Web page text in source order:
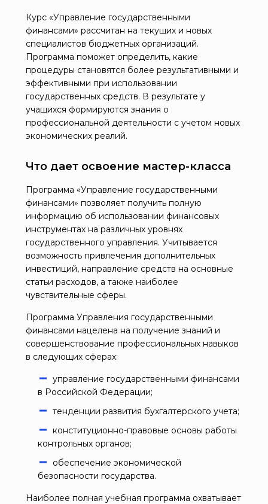
Курс «Управление государственными
финансами» рассчитан на текущих и новых
специалистов бюджетных организаций.
Программа поможет определить, какие
процедуры становятся более результативными и
эффективными при использовании
государственных средств. В результате у
учащихся формируются знания о
профессиональной деятельности с учетом новых
экономических реалий.
Что дает освоение мастер-класса
Программа «Управление государственными
финансами» позволяет получить полную
информацию об использовании финансовых
инструментах на различных уровнях
государственного управления. Учитывается
возможность привлечения дополнительных
инвестиций, направление средств на основные
статьи расходов, а также наиболее
чувствительные сферы.
Программа Управления государственными
финансами нацелена на получение знаний и
совершенствование профессиональных навыков
в следующих сферах:
управление государственными финансами
в Российской Федерации;
тенденции развития бухгалтерского учета;
конституционно-правовые основы работы
контрольных органов;
обеспечение экономической
безопасности государства.
Наиболее полная учебная программа охватывает